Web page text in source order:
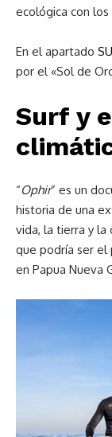
ecológica con
En el apartado
por el «Sol de
Surf y
“Ophir” es un
historia de una
vida, la tierra y la
que podría ser el
en Papua Nueva